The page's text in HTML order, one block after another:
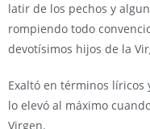
latir de los pechos y
rompiendo todo
devotísimos hijos de la
Exaltó en términos
lo elevó al máximo
Virgen.